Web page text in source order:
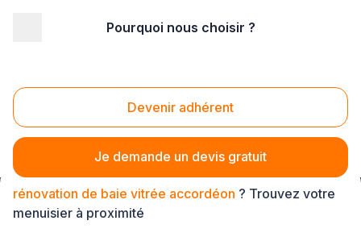
Pourquoi nous choisir ?
Devenir adhérent
Je demande un devis gratuit
Rénovation de baie vitrée accordéon
rénovation de baie vitrée accordéon ? Trouvez votre
menuisier à proximité